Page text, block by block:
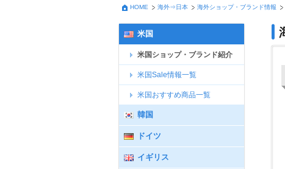
HOME 海外⇒日本 海外ショップ・ブランド情報
米国
米国ショップ・ブランド紹介
米国Sale情報一覧
米国おすすめ商品一覧
韓国
ドイツ
イギリス